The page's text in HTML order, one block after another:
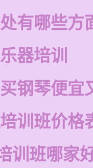
有哪些方
器培训
钢琴便宜
训班价格
训班哪家